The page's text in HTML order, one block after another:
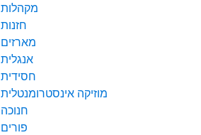
מקהלות
חזנות
מארזים
אנגלית
חסידית
מוזיקה אינסטרומנטלית
חנוכה
פורים